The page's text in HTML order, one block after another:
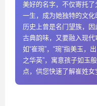
美好的名字，不仅寄托
一生，成为她独特的文
历史上曾是名门望族，
古典韵味，又要融入现
如“崔琬”，“琬”指美玉，
之华英”，寓意孩子如玉
点，供您快速了解崔姓女